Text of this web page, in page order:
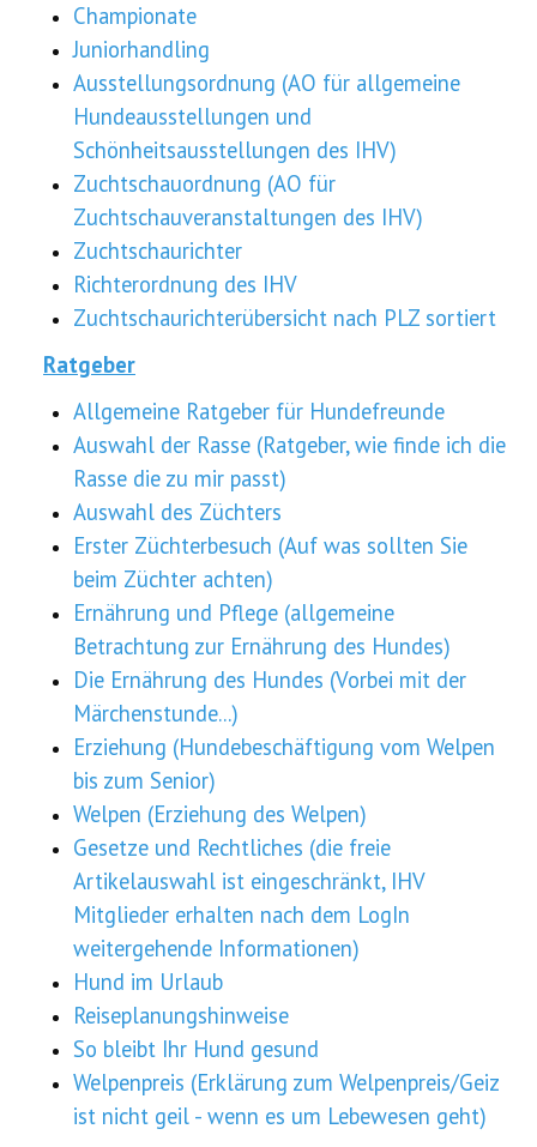
Championate
Juniorhandling
Ausstellungsordnung (AO für allgemeine
Hundeausstellungen und
Schönheitsausstellungen des IHV)
Zuchtschauordnung (AO für
Zuchtschauveranstaltungen des IHV)
Zuchtschaurichter
Richterordnung des IHV
Zuchtschaurichterübersicht nach PLZ sortiert
Ratgeber
Allgemeine Ratgeber für Hundefreunde
Auswahl der Rasse (Ratgeber, wie finde ich die
Rasse die zu mir passt)
Auswahl des Züchters
Erster Züchterbesuch (Auf was sollten Sie
beim Züchter achten)
Ernährung und Pflege (allgemeine
Betrachtung zur Ernährung des Hundes)
Die Ernährung des Hundes (Vorbei mit der
Märchenstunde...)
Erziehung (Hundebeschäftigung vom Welpen
bis zum Senior)
Welpen (Erziehung des Welpen)
Gesetze und Rechtliches (die freie
Artikelauswahl ist eingeschränkt, IHV
Mitglieder erhalten nach dem LogIn
weitergehende Informationen)
Hund im Urlaub
Reiseplanungshinweise
So bleibt Ihr Hund gesund
Welpenpreis (Erklärung zum Welpenpreis/Geiz
ist nicht geil - wenn es um Lebewesen geht)